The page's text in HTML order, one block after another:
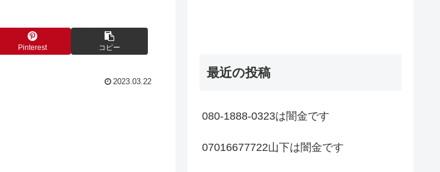
Pinterest コピー
2023.03.22
最近の投稿
080-1888-0323は闇金です
07016677722山下は闇金です